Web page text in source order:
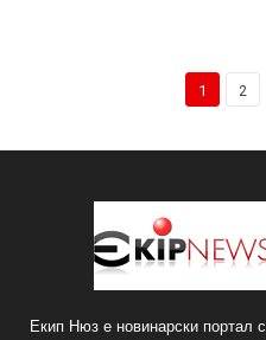
1 2
Екип Нюз е новинарски портал